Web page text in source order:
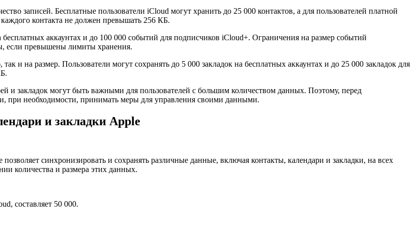
записей. Бесплатные пользователи iCloud могут хранить до 25 000 контактов, а для пользователей платной
контакта не должен превышать 256 КБ.
аккаунтах и до 100 000 событий для подписчиков iCloud+. Ограничения на размер событий
если превышены лимиты хранения.
и на размер. Пользователи могут сохранять до 5 000 закладок на бесплатных аккаунтах и до 25 000 закладок для
и закладок могут быть важными для пользователей с большим количеством данных. Поэтому, перед
при необходимости, принимать меры для управления своими данными.
и закладки Apple
синхронизировать и сохранять различные данные, включая контакты, календари и закладки, на всех
количества и размера этих данных.
составляет 50 000.